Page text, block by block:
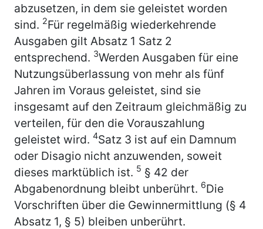
abzusetzen, in dem sie geleistet worden
sind. 2Für regelmäßig wiederkehrende
Ausgaben gilt Absatz 1 Satz 2
entsprechend. 3Werden Ausgaben für eine
Nutzungsüberlassung von mehr als fünf
Jahren im Voraus geleistet, sind sie
insgesamt auf den Zeitraum gleichmäßig zu
verteilen, für den die Vorauszahlung
geleistet wird. 4Satz 3 ist auf ein Damnum
oder Disagio nicht anzuwenden, soweit
dieses marktüblich ist. 5 § 42 der
Abgabenordnung bleibt unberührt. 6Die
Vorschriften über die Gewinnermittlung (§ 4
Absatz 1, § 5) bleiben unberührt.